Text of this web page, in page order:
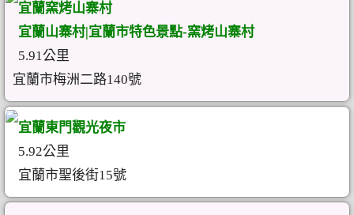
宜蘭窯烤山寨村
宜蘭山寨村|宜蘭市特色景點-窯烤山寨村
5.91公里
宜蘭市梅洲二路140號
宜蘭東門觀光夜市
5.92公里
宜蘭市聖後街15號